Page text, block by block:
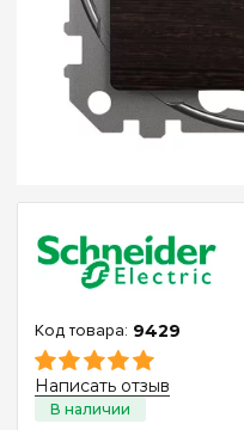
9429
Написать отзыв